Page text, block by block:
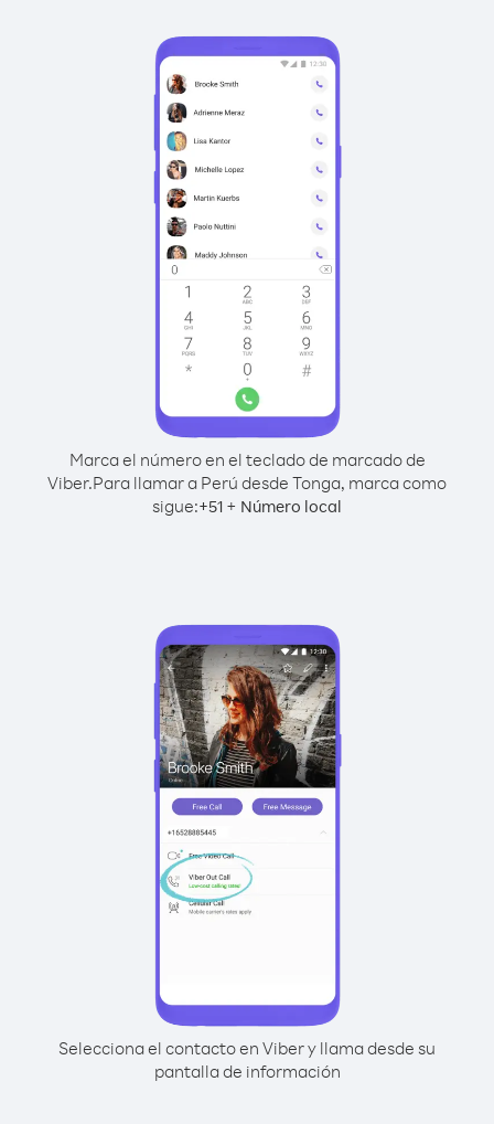
Marca el número en el teclado de marcado de
Viber.Para llamar a Perú desde Tonga, marca como
sigue:+51 + Número local
Selecciona el contacto en Viber y llama desde su
pantalla de información